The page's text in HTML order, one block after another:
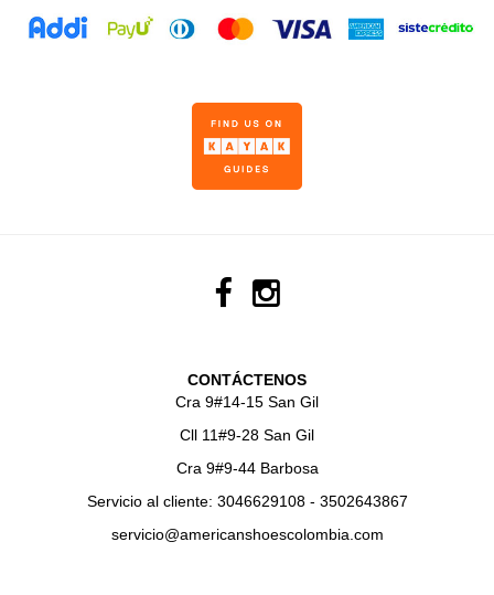
CONTÁCTENOS
Cra 9#14-15 San Gil
Cll 11#9-28 San Gil
Cra 9#9-44 Barbosa
Servicio al cliente: 3046629108 - 3502643867
servicio@americanshoescolombia.com